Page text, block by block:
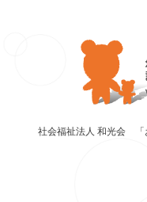
社会福祉法人 和光会 「